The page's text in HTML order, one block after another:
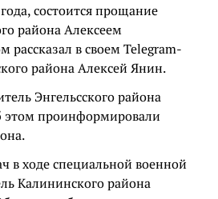
состоится прощание
района Алексеем
в своем Telegram-
района Алексей Янин.
Энгельсского района
этом проинформировали
в ходе специальной военной
Калининского района